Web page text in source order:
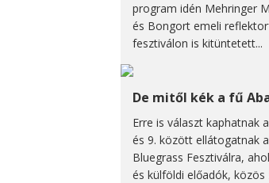
program idén Mehringer
és Bongort emeli
fesztiválon is kitüntetett...
De mitől kék a fű
Erre is választ kaphatnak
és 9. között ellátogatnak
Bluegrass Fesztiválra,
és külföldi előadók, közös